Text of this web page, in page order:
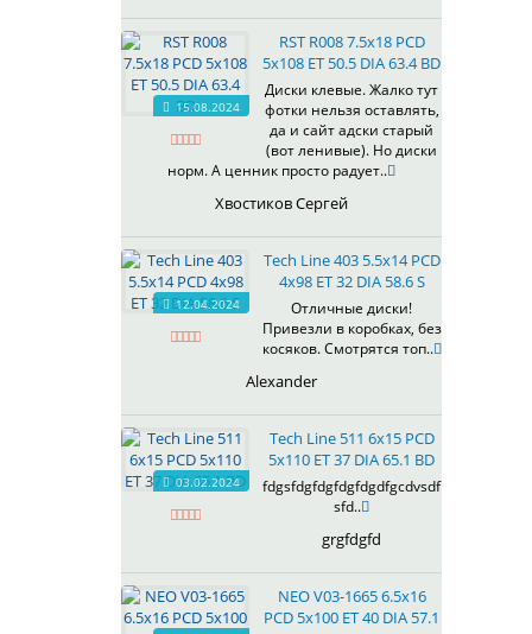
602
604
607
614
622
624
625
626
628
629
633
634
635
641
15.08.2024
RST R008 7.5x18 PCD
5x108 ET 50.5 DIA 63.4 BD
Диски клевые. Жалко тут
фотки нельзя оставлять,
да и сайт адски старый
(вот ленивые). Но диски
норм. А ценник просто радует..
Хвостиков Сергей
12.04.2024
Tech Line 403 5.5x14 PCD
4x98 ET 32 DIA 58.6 S
Отличные диски!
Привезли в коробках, без
косяков. Смотрятся топ..
Alexander
03.02.2024
Tech Line 511 6x15 PCD
5x110 ET 37 DIA 65.1 BD
fdgsfdgfdgfdgfdgdfgcdvsdf
sfd..
grgfdgfd
NEO V03-1665 6.5x16
PCD 5x100 ET 40 DIA 57.1